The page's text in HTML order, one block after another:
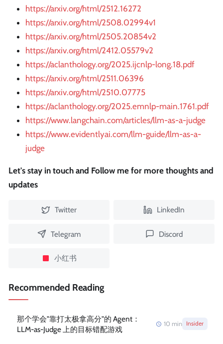
https://arxiv.org/html/2512.16272
https://arxiv.org/html/2508.02994v1
https://arxiv.org/html/2505.20854v2
https://arxiv.org/html/2412.05579v2
https://aclanthology.org/2025.ijcnlp-long.18.pdf
https://arxiv.org/html/2511.06396
https://arxiv.org/html/2510.07775
https://aclanthology.org/2025.emnlp-main.1761.pdf
https://www.langchain.com/articles/llm-as-a-judge
https://www.evidentlyai.com/llm-guide/llm-as-a-
judge
Let's stay in touch and Follow me for more thoughts and
updates
Twitter LinkedIn
Telegram Discord
小红书
Recommended Reading
那个学会"靠打太极拿高分"的 Agent：
LLM-as-Judge 上的目标错配游戏
10 min Insider